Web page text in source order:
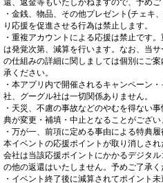
還、返金等もいたしかねますので、予めご
・金銭、物品、その他プレゼント(チェキ
り応援を促進させる行為は禁止します。
・重複アカウントによる応援は禁止です
は発覚次第、減算を行います。なお、当
の仕組みの詳細に関しましては個別にご
承ください。
・本アプリ内で開催されるキャンペーン
社、グーグル社は一切関係ありません。
・天災、不慮の事故などのやむを得ない
典が変更・補填・中止となることがござい
・万が一、前項に定める事由による特典
本イベントの応援ポイントが取り消しさ
会社は当該応援ポイントにかかるデジタ
の他の返還はいたしません。予めご了承く
・イベント終了後に減算されてポイント